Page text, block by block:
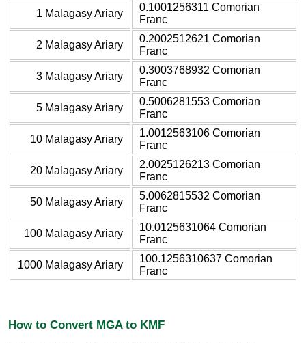
1 Malagasy Ariary
0.1001256311 Comorian
Franc
2 Malagasy Ariary
0.2002512621 Comorian
Franc
3 Malagasy Ariary
0.3003768932 Comorian
Franc
5 Malagasy Ariary
0.5006281553 Comorian
Franc
10 Malagasy Ariary
1.0012563106 Comorian
Franc
20 Malagasy Ariary
2.0025126213 Comorian
Franc
50 Malagasy Ariary
5.0062815532 Comorian
Franc
100 Malagasy Ariary
10.0125631064 Comorian
Franc
1000 Malagasy Ariary
100.1256310637 Comorian
Franc
How to Convert MGA to KMF